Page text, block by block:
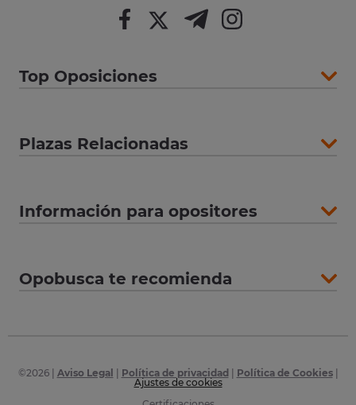
Top Oposiciones
Plazas Relacionadas
Información para opositores
Opobusca te recomienda
©2026| Aviso Legal Política de privacidad Política de Cookies|
Ajustes de cookies